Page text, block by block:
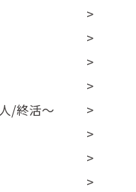
/終活～